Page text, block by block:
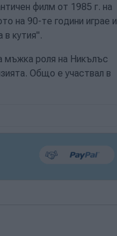
филм от 1985 г. на
на 90-те години играе и
в кутия".
мъжка роля на Никълъс
Общо е участвал в